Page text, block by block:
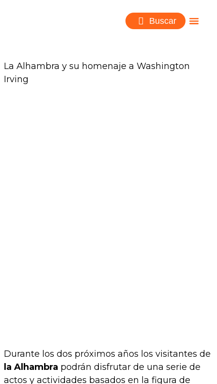
Buscar
La Alhambra y su homenaje a Washington
Irving
Durante los dos próximos años los visitantes de
la Alhambra podrán disfrutar de una serie de
actos y actividades basados en la figura de